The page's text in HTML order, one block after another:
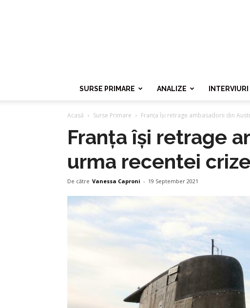
SURSE PRIMARE ANALIZE INTERVIURI
Acasă Surse Primare Franța își retrage ambasadorii din
Franța își retrage
urma recentei
De către Vanessa Caproni - 19 September 2021